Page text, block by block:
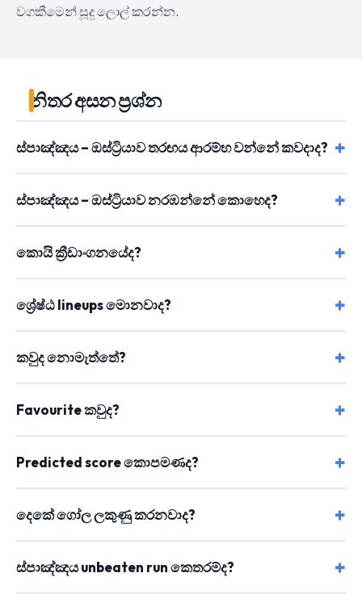
වගකීමෙන් සූදු ලොල් කරන්න.
නිතර අසන ප්‍රශ්න
ස්පාඤ්ඤය – ඔස්ට්‍රියාව තරඟය ආරම්භ වන්නේ කවදාද?
ස්පාඤ්ඤය – ඔස්ට්‍රියාව නරඹන්නේ කොහෙද?
කොයි ක්‍රීඩාංගනයේද?
ශ්‍රේෂ්ඨ lineups මොනවාද?
කවුද නොමැත්තේ?
Favourite කවුද?
Predicted score කොපමණද?
දෙකේ ගෝල ලකුණු කරනවාද?
ස්පාඤ්ඤය unbeaten run කෙතරම්ද?